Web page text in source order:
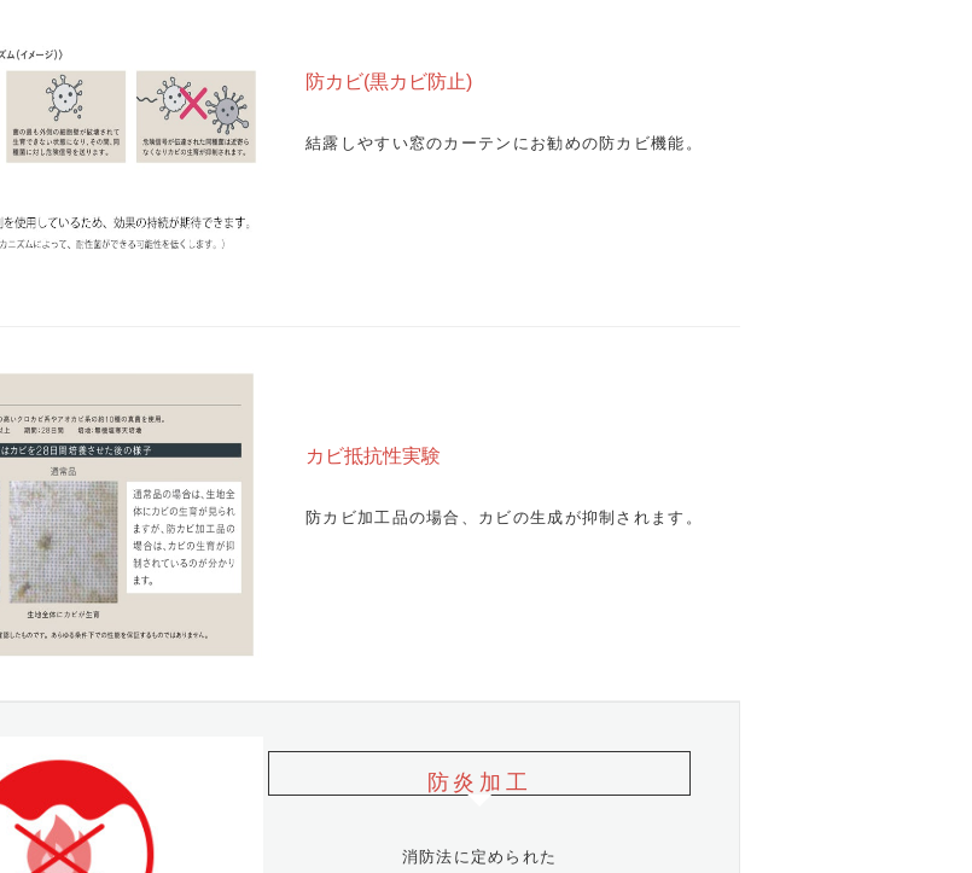
防カビ(黒カビ防止)
結露しやすい窓のカーテンにお勧めの防カビ機能。
カビ抵抗性実験
防カビ加工品の場合、カビの生成が抑制されます。
防炎加工
消防法に定められた